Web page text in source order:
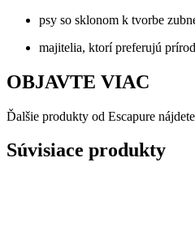
psy so sklonom k tvorbe
majitelia, ktorí preferujú
OBJAVTE VIAC
Ďalšie produkty od Escapure nájdete
Súvisiace produkty